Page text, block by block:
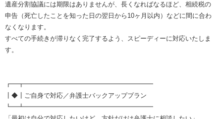
遺産分割協議には期限はありませんが、長くなればなるほど、相続税の
申告（死亡したことを知った日の翌日から10ヶ月以内）などに間に合わ
なくなります。
すべての手続きが滞りなく完了するよう、スピーディーに対応いたしま
す。
┏━┳━━━━━━━━━━━━━━━━━━━━
┃◆┃ご自身で対応／弁護士バックアッププラン
┗━┻━━━━━━━━━━━━━━━━━━━━